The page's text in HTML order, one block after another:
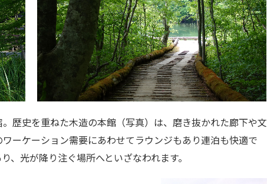
歴史を重ねた木造の本館（写真）は、磨き抜かれた廊下や文
ーケーション需要にあわせてラウンジもあり連泊も快適で
、光が降り注ぐ場所へといざなわれます。
閉じる